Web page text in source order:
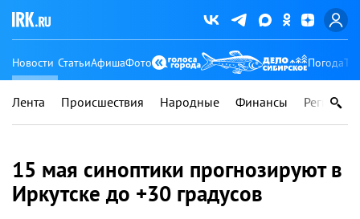
Новости СтатьиАфишаФото Погода
Лента Происшествия Народные Финансы Регионы
15 мая синоптики прогнозируют в
Иркутске до +30 градусов